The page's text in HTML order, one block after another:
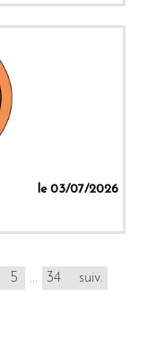
le 03/07/2026
5 ... 34 suiv.